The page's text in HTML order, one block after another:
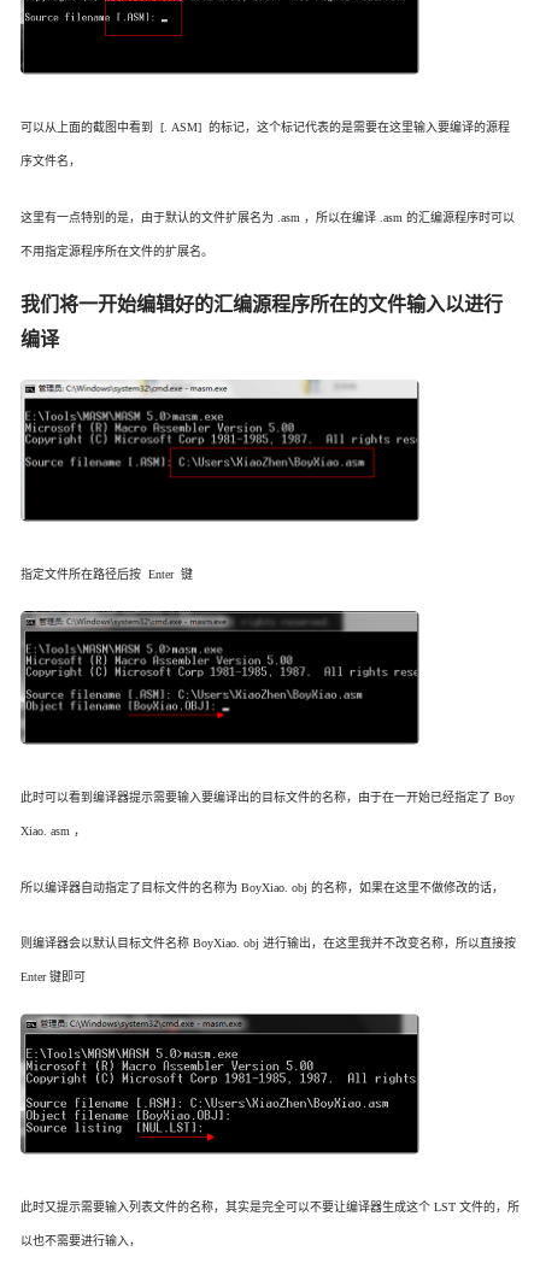
可以从上面的截图中看到 [. ASM] 的标记，这个标记代表的是需要在这里输入要编译的源程
序文件名，
这里有一点特别的是，由于默认的文件扩展名为 .asm ，所以在编译 .asm 的汇编源程序时可以
不用指定源程序所在文件的扩展名。
我们将一开始编辑好的汇编源程序所在的文件输入以进行
编译
指定文件所在路径后按 Enter 键
此时可以看到编译器提示需要输入要编译出的目标文件的名称，由于在一开始已经指定了 Boy
Xiao. asm ，
所以编译器自动指定了目标文件的名称为 BoyXiao. obj 的名称，如果在这里不做修改的话，
则编译器会以默认目标文件名称 BoyXiao. obj 进行输出，在这里我并不改变名称，所以直接按
Enter 键即可
此时又提示需要输入列表文件的名称，其实是完全可以不要让编译器生成这个 LST 文件的，所
以也不需要进行输入，